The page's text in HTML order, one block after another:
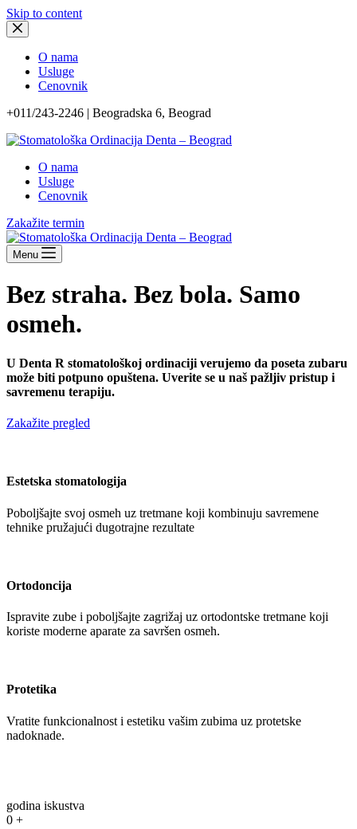
Skip to content
O nama
Usluge
Cenovnik
+011/243-2246 | Beogradska 6, Beograd
O nama
Usluge
Cenovnik
Zakažite termin
Menu
Bez straha. Bez bola. Samo
osmeh.
U Denta R stomatološkoj ordinaciji verujemo da poseta zubaru
može biti potpuno opuštena. Uverite se u naš pažljiv pristup i
savremenu terapiju.
Zakažite pregled
Estetska stomatologija
Poboljšajte svoj osmeh uz tretmane koji kombinuju savremene
tehnike pružajući dugotrajne rezultate
Ortodoncija
Ispravite zube i poboljšajte zagrižaj uz ortodontske tretmane koji
koriste moderne aparate za savršen osmeh.
Protetika
Vratite funkcionalnost i estetiku vašim zubima uz protetske
nadoknade.
godina iskustva
0 +